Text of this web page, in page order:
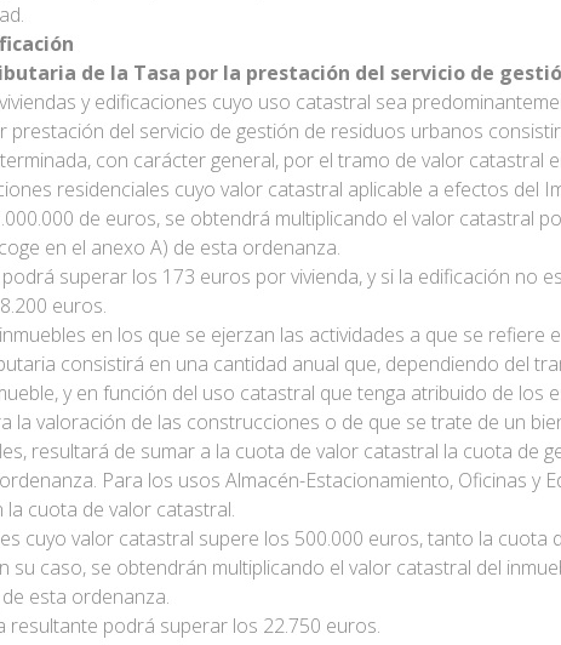
de la Tasa por la prestación del servicio de
y edificaciones cuyo uso catastral sea
prestación del servicio de gestión de residuos urbanos
con carácter general, por el tramo de valor catastral
residenciales cuyo valor catastral aplicable a efectos del
de euros, se obtendrá multiplicando el valor catastral
en el anexo A) de esta ordenanza.
superar los 173 euros por vivienda, y si la edificación no
euros.
en los que se ejerzan las actividades a que se refiere
consistirá en una cantidad anual que, dependiendo del
y en función del uso catastral que tenga atribuido de los
la valoración de las construcciones o de que se trate de un
resultará de sumar a la cuota de valor catastral la cuota de
Para los usos Almacén-Estacionamiento, Oficinas y
cuota de valor catastral.
cuyo valor catastral supere los 500.000 euros, tanto la cuota
su caso, se obtendrán multiplicando el valor catastral del
esta ordenanza.
resultante podrá superar los 22.750 euros.